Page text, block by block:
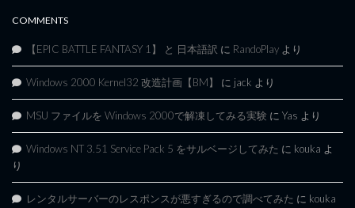
COMMENTS
【EPIC BATTLE FANTASY 1】 と 日本語訳 に RandoPlay より
Windows 2000 Kernel32 改造計画【BM】 に jack より
MSU ファイルを Windows 2000で解凍してみる実験 に Yas より
Windows NT 3.51 Service Pack 5 をサルベージしてみた に kouka よ
り
レンタルサーバーのレスポンスが悪すぎるので調べてみた に kouka